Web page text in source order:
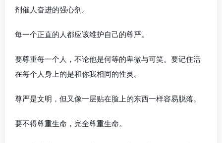
剂催人奋进的强心剂。
每一个正直的人都应该维护自己的尊严。
要尊重每一个人，不论他是何等的卑微与可笑。要记住活
在每个人身上的是和你我相同的性灵。
尊严是文明，但又像一层贴在脸上的东西一样容易脱落。
要不得尊重生命，完全尊重生命。